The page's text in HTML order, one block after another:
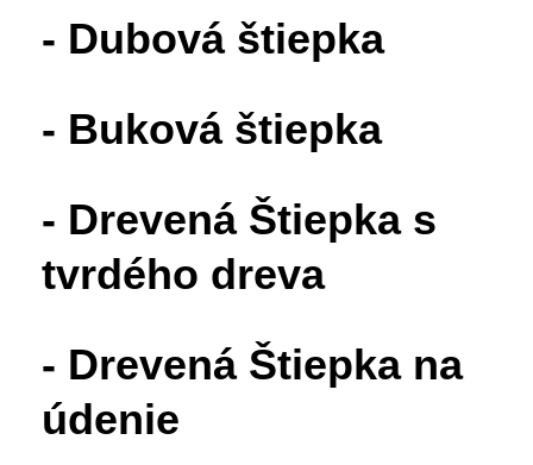
- Dubová štiepka
- Buková štiepka
- Drevená Štiepka s
tvrdého dreva
- Drevená Štiepka na
údenie